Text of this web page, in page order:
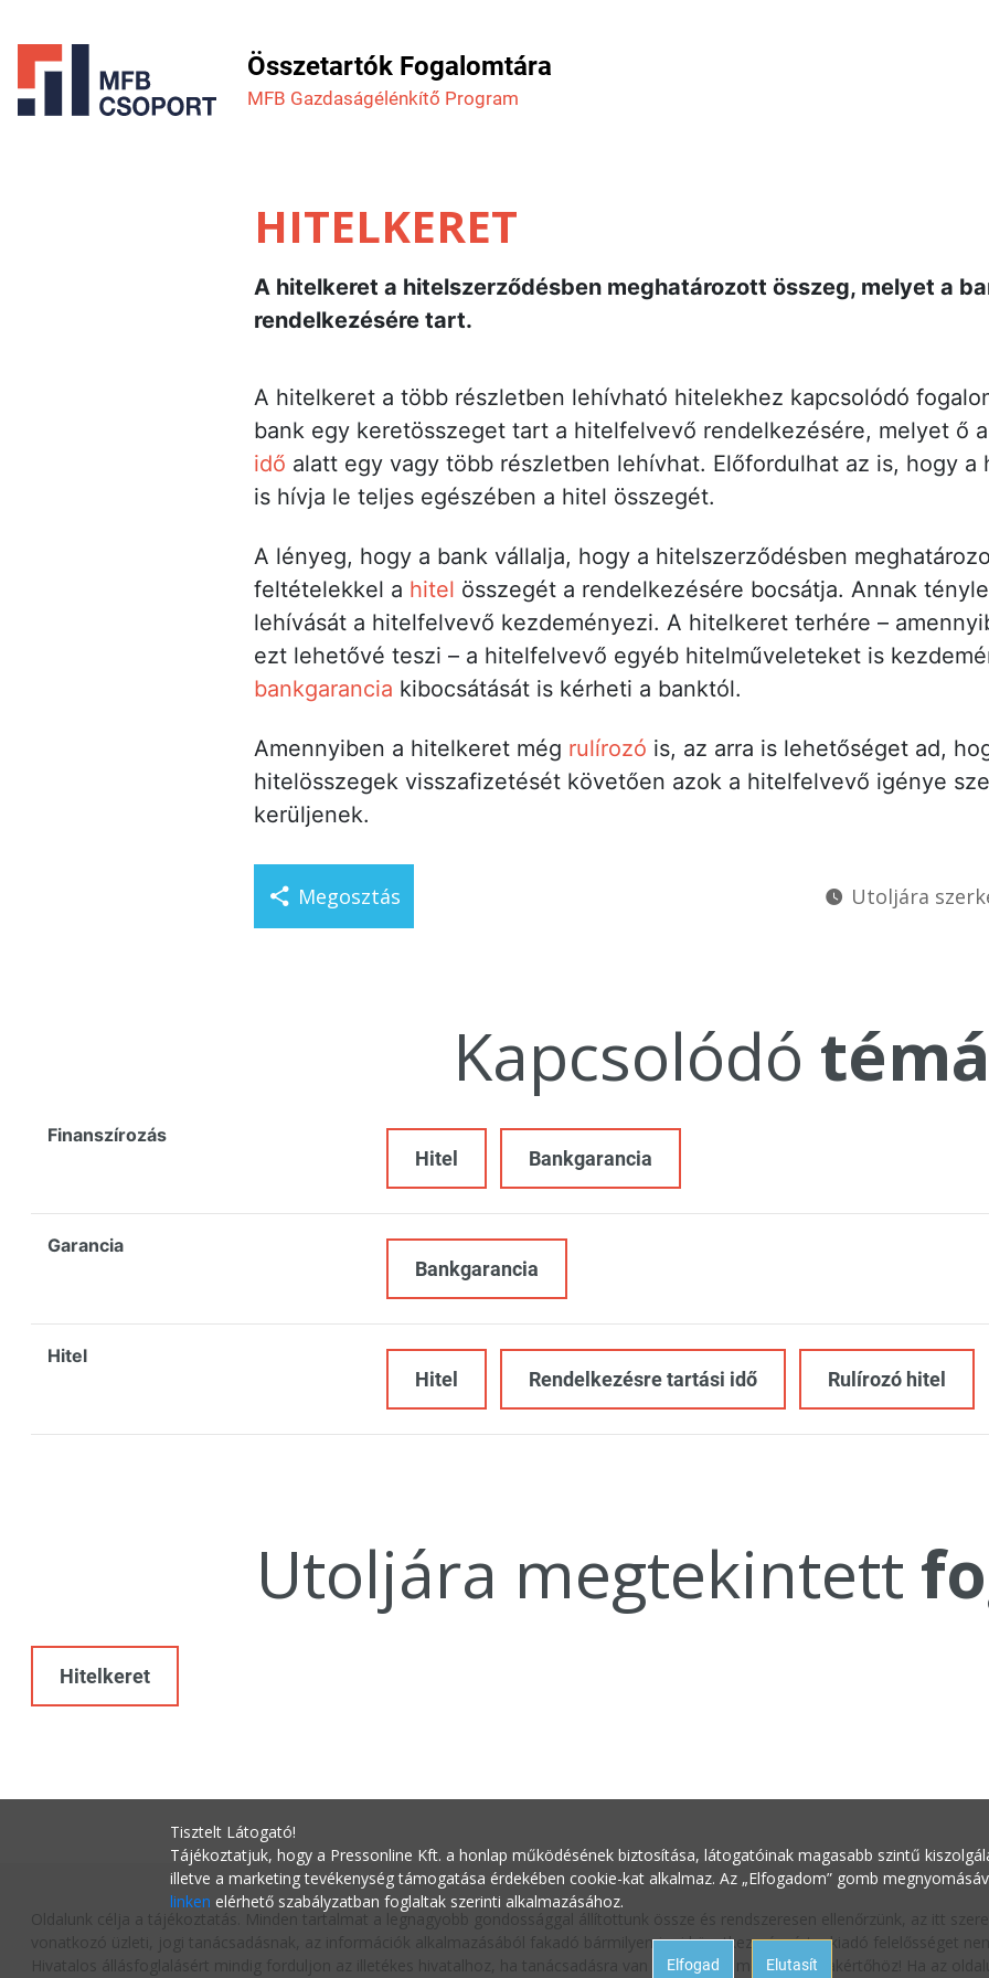
Összetartók Fogalomtára
MFB Gazdaság­élénkítő Program
HITELKERET
A hitelkeret a hitelszerződésben meghatározott összeg, melyet a
rendelkezésére tart.
A hitelkeret a több részletben lehívható hitelekhez kapcsolódó
bank egy keretösszeget tart a hitelfelvevő rendelkezésére, melyet ő
idő alatt egy vagy több részletben lehívhat. Előfordulhat az is, hogy
is hívja le teljes egészében a hitel összegét.
A lényeg, hogy a bank vállalja, hogy a hitelszerződésben
feltételekkel a hitel összegét a rendelkezésére bocsátja. Annak
lehívását a hitelfelvevő kezdeményezi. A hitelkeret terhére –
ezt lehetővé teszi – a hitelfelvevő egyéb hitelműveleteket is
bankgarancia kibocsátását is kérheti a banktól.
Amennyiben a hitelkeret még rulírozó is, az arra is lehetőséget ad,
hitelösszegek visszafizetését követően azok a hitelfelvevő igénye
kerüljenek.
Megosztás Utoljára
Kapcsolódó
Finanszírozás
Hitel Bankgarancia
Garancia
Bankgarancia
Hitel
Hitel Rendelkezésre tartási idő Rulírozó hitel
Utoljára megtekintett
Hitelkeret
Oldalunk célja a tájékoztatás. Minden tartalmat a legnagyobb gondossággal állítottunk össze és rendszeresen ellenőrzünk, az itt
vonatkozó üzleti, jogi tanácsadásnak, az információk alkalmazásából fakadó bármilyen jogi következményért a kiadó felelősséget
Hivatalos állásfoglalásért mindig forduljon az illetékes hivatalhoz, ha tanácsadásra van szüksége a megfelelő szakértőhöz! Ha az
Tisztelt Látogató!
Tájékoztatjuk, hogy a Pressonline Kft. a honlap működésének biztosítása, látogatóinak magasabb szintű
illetve a marketing tevékenység támogatása érdekében cookie-kat alkalmaz. Az „Elfogadom” gomb
linken elérhető szabályzatban foglaltak szerinti alkalmazásához.
Elfogad Elutasít